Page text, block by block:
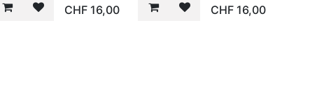
CHF 16,00
CHF 16,00